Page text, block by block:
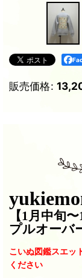
販売価格:
【1月中旬
プルオーバ
こいぬ図鑑スエッ
ください